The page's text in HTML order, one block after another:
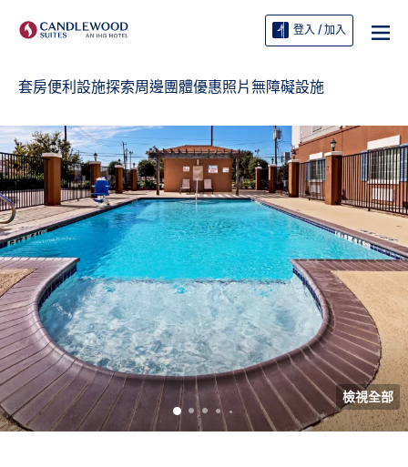
登入 / 加入
套房便利設施探索周邊團體優惠照片無障礙設施
檢視全部